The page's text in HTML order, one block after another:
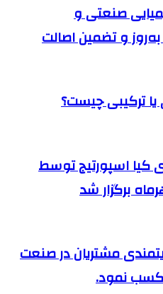
صنعتی و
و تضمین اصالت
ترکیبی چیست؟
کیا اسپورتیج توسط
برگزار شد
مشتریان در صنعت
کسب نمود.